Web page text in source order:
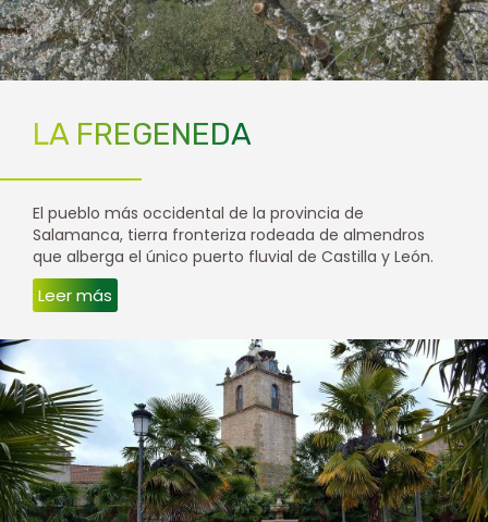
LA FREGENEDA
El pueblo más occidental de la provincia de
Salamanca, tierra fronteriza rodeada de almendros
que alberga el único puerto fluvial de Castilla y León.
Leer más